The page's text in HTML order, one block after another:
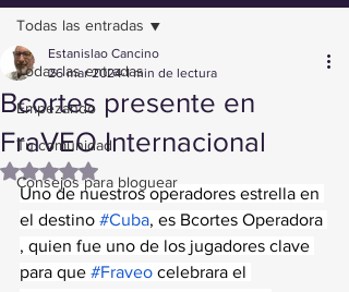
Todas las entradas
Empezando
Tu comunidad
Consejos para bloguear
Todas las entradas
Bcortes presente en
FraVEO Internacional
Estanislao Cancino
26 mar 2024 1 min de lectura
Obtuvo NaN de 5 estrellas.
Uno de nuestros operadores estrella en
el destino #Cuba, es Bcortes Operadora
, quien fue uno de los jugadores clave
para que #Fraveo celebrara el